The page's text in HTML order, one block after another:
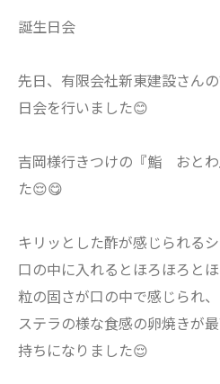
誕生日会
先日、有限会社新東建設さん
日会を行いました😊
吉岡様行きつけの『鮨 おと
た😌😋
キリッとした酢が感じられる
口の中に入れるとほろほろと
粒の固さが口の中で感じられ
ステラの様な食感の卵焼きが
持ちになりました😌